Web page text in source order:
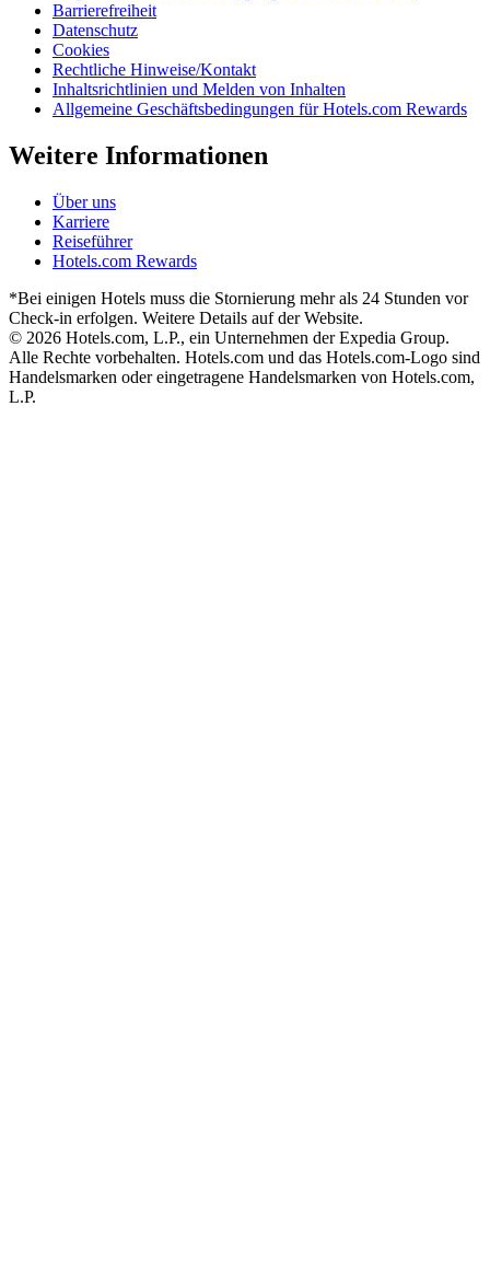
Barrierefreiheit
Datenschutz
Cookies
Rechtliche Hinweise/Kontakt
Inhaltsrichtlinien und Melden von Inhalten
Allgemeine Geschäftsbedingungen für Hotels.com Rewards
Weitere Informationen
Über uns
Karriere
Reiseführer
Hotels.com Rewards
*Bei einigen Hotels muss die Stornierung mehr als 24 Stunden vor
Check-in erfolgen. Weitere Details auf der Website.
© 2026 Hotels.com, L.P., ein Unternehmen der Expedia Group.
Alle Rechte vorbehalten. Hotels.com und das Hotels.com-Logo sind
Handelsmarken oder eingetragene Handelsmarken von Hotels.com,
L.P.